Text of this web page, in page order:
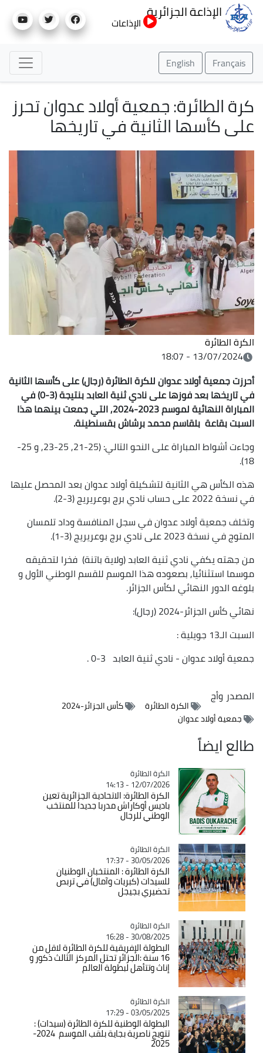
إلى
الإذاعة الجزائرية
الإذاعات
Français
English
كرة الطائرة: جمعية أولاد عدوان تحرز
على كأسها الثانية في تاريخها
الكرة الطائرة
13/07/2024 - 18:07
أحرزت جمعية أولاد عدوان للكرة الطائرة (رجال) على كأسها الثانية
في تاريخها بعد فوزها على نادي ثنية العابد بنتيجة (3-0) في
المباراة النهائية لموسم 2023-2024, التي جمعت بينهما هذا
السبت بقاعة بلقاسم محمد برشاش بقسنطينة.
وجاءت أشواط المباراة على النحو التالي: (25-21, 25-23, و 25-
18).
هذه الكأس هي الثانية لتشكيلة أولاد عدوان بعد المحصل عليها
في نسخة 2022 على حساب نادي برج بوعريريج (3-2).
وتخلف جمعية أولاد عدوان في سجل المنافسة وداد تلمسان
المتوج في نسخة 2023 على نادي برج بوعريريج (3-1).
من جهته يكفي نادي ثنية العابد (ولاية باتنة) فخرا لتحقيقه
موسما استثنائيا, بصعوده هذا الموسم للقسم الوطني الأول و
بلوغه الدور النهائي لكأس الجزائر.
نهائي كأس الجزائر-2024 (رجال):
السبت الـ13 جويلية :
جمعية أولاد عدوان - نادي ثنية العابد 3-0 .
المصدروأج
الكرة الطائرة
كأس الجزائر-2024
جمعية أولاد عدوان
طالع ايضاً
Catégorie
الكرة الطائرة
12/07/2026 - 14:13
الكرة الطائرة: الاتحادية الجزائرية تعين
باديس أوكاراش مدربا جديدا للمنتخب
الوطني للرجال
Catégorie
الكرة الطائرة
30/05/2026 - 17:37
الكرة الطائرة : المنتخبان الوطنيان
للسيدات (كبريات وآمال) في تربص
تحضيري بجيجل
Catégorie
الكرة الطائرة
30/08/2025 - 16:28
البطولة الإفريقية للكرة الطائرة لاقل من
16 سنة :الجزائر تحتل المركز الثالث ذكور و
إناث وتتأهل لبطولة العالم
Catégorie
الكرة الطائرة
03/05/2025 - 17:29
البطولة الوطنية للكرة الطائرة (سيدات) :
تتويج ناصرية بجاية بلقب الموسم 2024-
2025